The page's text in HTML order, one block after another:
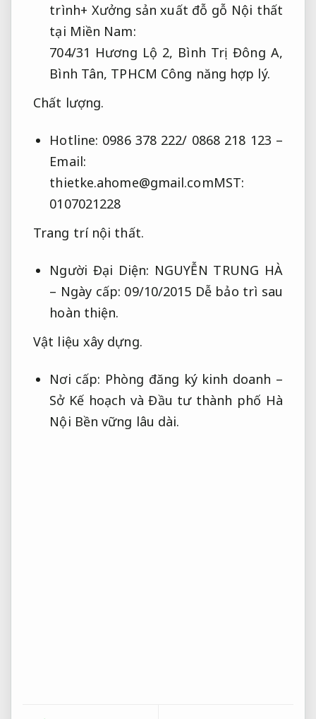
trình+ Xưởng sản xuất đỗ gỗ Nội thất
tại Miền Nam:
704/31 Hương Lộ 2, Bình Trị Đông A,
Bình Tân, TPHCM Công năng hợp lý.
Chất lượng.
Hotline: 0986 378 222/ 0868 218 123 –
Email:
thietke.ahome@gmail.comMST:
0107021228
Trang trí nội thất.
Người Đại Diện: NGUYỄN TRUNG HÀ
– Ngày cấp: 09/10/2015 Dễ bảo trì sau
hoàn thiện.
Vật liệu xây dựng.
Nơi cấp: Phòng đăng ký kinh doanh –
Sở Kế hoạch và Đầu tư thành phố Hà
Nội Bền vững lâu dài.